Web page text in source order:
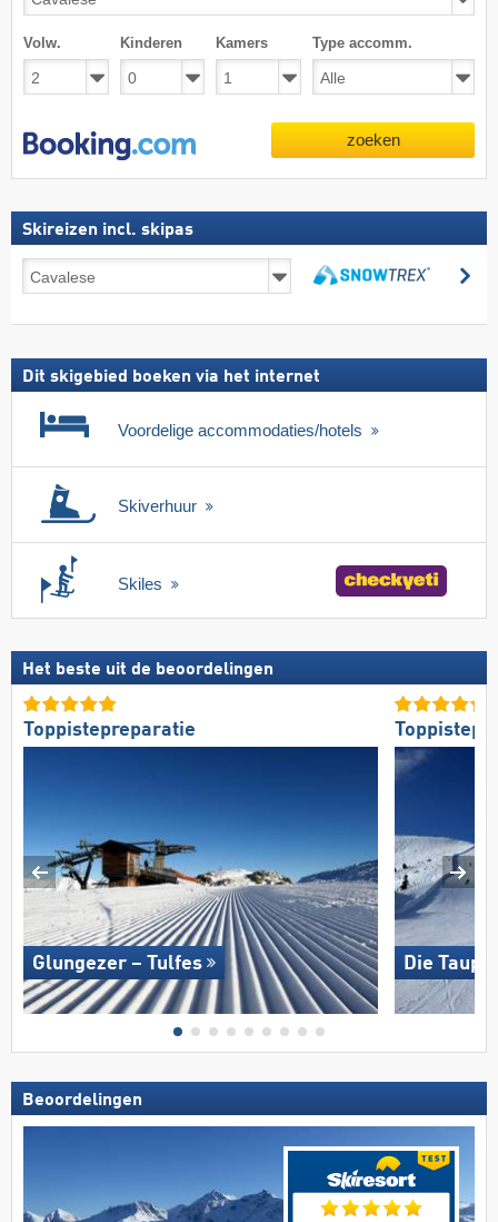
Volw. Kinderen Kamers Type accomm.
zoeken
Skireizen incl. skipas
incl.
Dit skigebied boeken via het internet
Voordelige accommodaties/hotels
Skiverhuur
Skiles
Het beste uit de beoordelingen
Toppistepreparatie
Glungezer – Tulfes Die
Beoordelingen